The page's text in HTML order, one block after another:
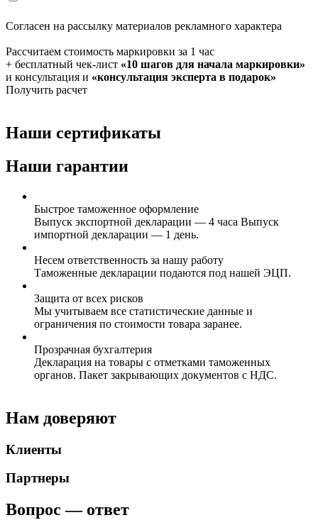
Согласен на рассылку материалов рекламного характера
Рассчитаем стоимость маркировки за 1 час
+ бесплатный чек-лист «10 шагов для начала маркировки»
и консультация и «консультация эксперта в подарок»
Получить расчет
Наши сертификаты
Наши гарантии
Быстрое таможенное оформление
Выпуск экспортной декларации — 4 часа Выпуск
импортной декларации — 1 день.
Несем ответственность за нашу работу
Таможенные декларации подаются под нашей ЭЦП.
Защита от всех рисков
Мы учитываем все статистические данные и
ограничения по стоимости товара заранее.
Прозрачная бухгалтерия
Декларация на товары с отметками таможенных
органов. Пакет закрывающих документов с НДС.
Нам доверяют
Клиенты
Партнеры
Вопрос — ответ